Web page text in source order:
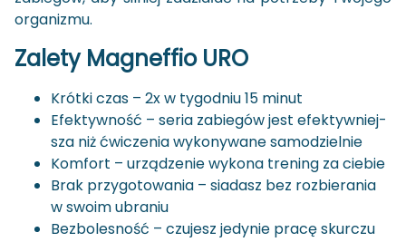
or­ga­ni­zmu.
Za­le­ty Ma­gnef­fio URO
Krót­ki czas – 2x w ty­go­dniu 15 minut
Efek­tyw­ność – seria za­bie­gów jest efek­tyw­niej­
sza niż ćwi­cze­nia wy­ko­ny­wa­ne sa­mo­dziel­nie
Kom­fort – urzą­dze­nie wy­ko­na tre­ning za cie­bie
Brak przy­go­to­wa­nia – sia­dasz bez roz­bie­ra­nia
w swoim ubra­niu
Bez­bo­le­sność – czu­jesz je­dy­nie pracę skur­czu